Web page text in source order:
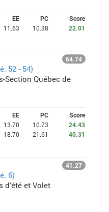
EE PC
Score
11.63 10.38 22.01
64.74
52 - 54)
Section Québec de
EE PC
Score
13.70 10.73
24.43
18.70 21.61 40.31
41.27
6)
d'été et Volet